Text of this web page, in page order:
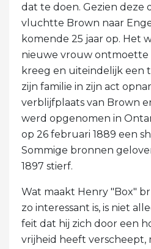
dat te doen. Gezien deze
vluchtte Brown naar
komende 25 jaar op. Het
nieuwe vrouw ontmoette
kreeg en uiteindelijk een
zijn familie in zijn act
verblijfplaats van Brown
werd opgenomen in
op 26 februari 1889 een
Sommige bronnen
1897 stierf.
Wat maakt Henry "Box"
zo interessant is, is niet
feit dat hij zich door een
vrijheid heeft verscheept,